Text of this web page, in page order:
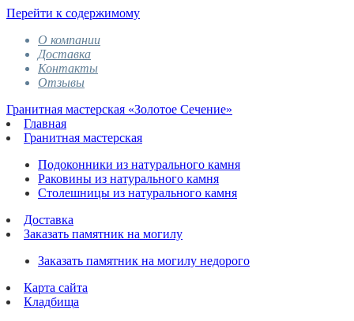
Перейти к содержимому
О компании
Доставка
Контакты
Отзывы
Гранитная мастерская «Золотое Сечение»
Главная
Гранитная мастерская
Подоконники из натурального камня
Раковины из натурального камня
Столешницы из натурального камня
Доставка
Заказать памятник на могилу
Заказать памятник на могилу недорого
Карта сайта
Кладбища